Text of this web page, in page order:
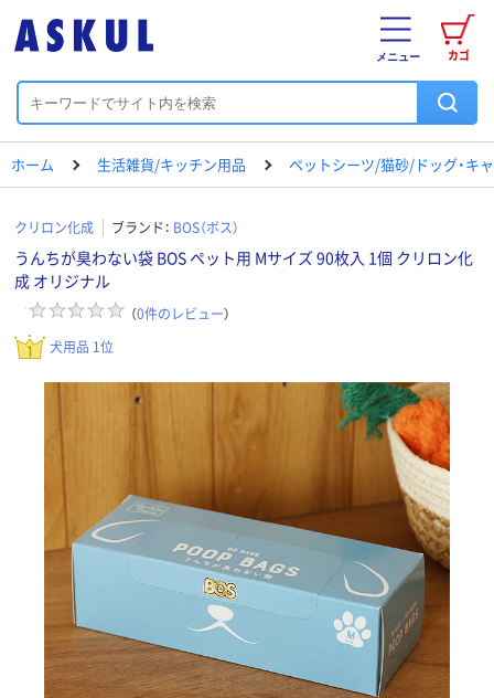
カゴ
メニュー
ホーム 生活雑貨/キッチン用品 ペットシーツ/猫砂/ドッグ・キ
クリロン化成 ブランド： BOS（ボス）
うんちが臭わない袋 BOS ペット用 Mサイズ 90枚入 1個 クリロン化
成 オリジナル
（0件のレビュー）
犬用品 1位